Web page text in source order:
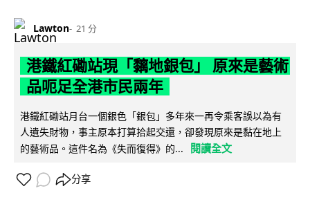
Lawton 21 分
港鐵紅磡站現「黐地銀包」 原來是藝術
品呃足全港市民兩年
港鐵紅磡站月台一個銀色「銀包」多年來一再令乘客誤以為有
人遺失財物，事主原本打算拾起交還，卻發現原來是黏在地上
的藝術品。這件名為《失而復得》的...
閱讀全文
分享